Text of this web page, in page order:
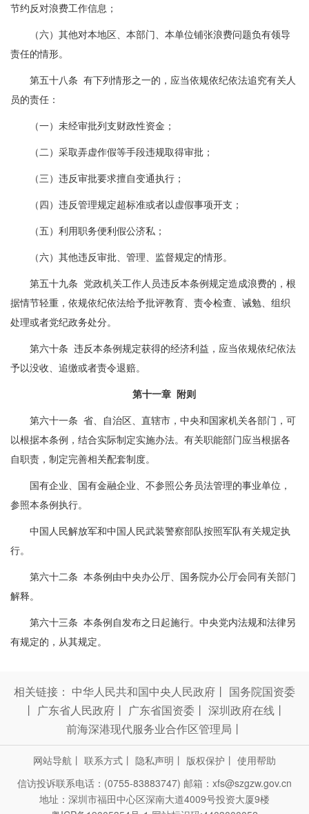
节约反对浪费工作信息；
（六）其他对本地区、本部门、本单位铺张浪费问题负有领导
责任的情形。
第五十八条 有下列情形之一的，应当依规依纪依法追究有关人
员的责任：
（一）未经审批列支财政性资金；
（二）采取弄虚作假等手段违规取得审批；
（三）违反审批要求擅自变通执行；
（四）违反管理规定超标准或者以虚假事项开支；
（五）利用职务便利假公济私；
（六）其他违反审批、管理、监督规定的情形。
第五十九条 党政机关工作人员违反本条例规定造成浪费的，根
据情节轻重，依规依纪依法给予批评教育、责令检查、诫勉、组织
处理或者党纪政务处分。
第六十条 违反本条例规定获得的经济利益，应当依规依纪依法
予以没收、追缴或者责令退赔。
第十一章 附则
第六十一条 省、自治区、直辖市，中央和国家机关各部门，可
以根据本条例，结合实际制定实施办法。有关职能部门应当根据各
自职责，制定完善相关配套制度。
国有企业、国有金融企业、不参照公务员法管理的事业单位，
参照本条例执行。
中国人民解放军和中国人民武装警察部队按照军队有关规定执
行。
第六十二条 本条例由中央办公厅、国务院办公厅会同有关部门
解释。
第六十三条 本条例自发布之日起施行。中央党内法规和法律另
有规定的，从其规定。
相关链接： 中华人民共和国中央人民政府 丨 国务院国资委
丨 广东省人民政府 丨 广东省国资委 丨 深圳政府在线 丨
前海深港现代服务业合作区管理局 丨
网站导航 丨 联系方式 丨 隐私声明 丨 版权保护 丨 使用帮助
信访投诉联系电话：(0755-83883747) 邮箱：xfs@szgzw.gov.cn
地址：深圳市福田中心区深南大道4009号投资大厦9楼